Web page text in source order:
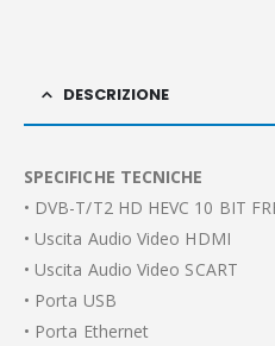
DESCRIZIONE
SPECIFICHE TECNICHE
• DVB-T/T2 HD HEVC 10 BIT
• Uscita Audio Video HDMI
• Uscita Audio Video SCART
• Porta USB
• Porta Ethernet